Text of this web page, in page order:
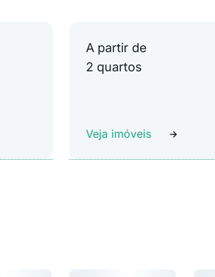
A partir de
2 quartos
Veja imóveis